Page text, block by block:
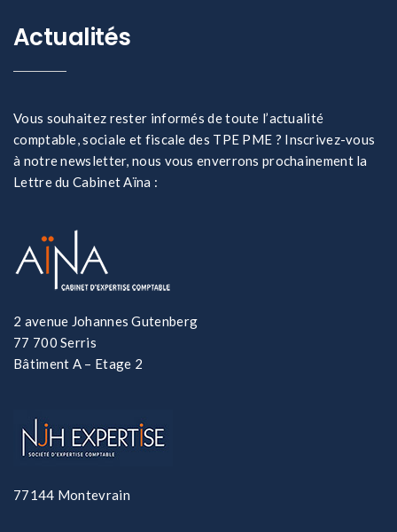
Actualités
Vous souhaitez rester informés de toute l’actualité
comptable, sociale et fiscale des TPE PME ? Inscrivez-vous
à notre newsletter, nous vous enverrons prochainement la
Lettre du Cabinet Aïna :
2 avenue Johannes Gutenberg
77 700 Serris
Bâtiment A – Etage 2
77144 Montevrain